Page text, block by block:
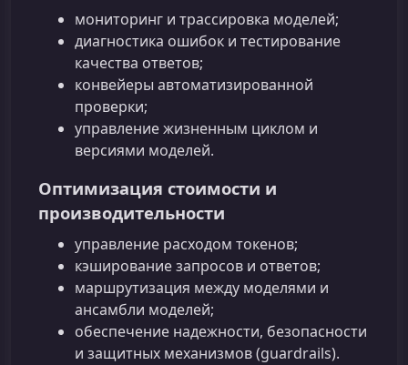
мониторинг и трассировка моделей;
диагностика ошибок и тестирование
качества ответов;
конвейеры автоматизированной
проверки;
управление жизненным циклом и
версиями моделей.
Оптимизация стоимости и
производительности
управление расходом токенов;
кэширование запросов и ответов;
маршрутизация между моделями и
ансамбли моделей;
обеспечение надежности, безопасности
и защитных механизмов (guardrails).